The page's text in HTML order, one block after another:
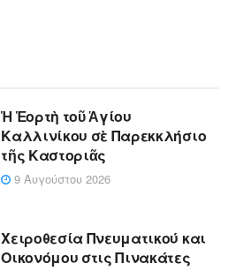
Ἡ Ἑορτὴ τοῦ Ἁγίου
Καλλινίκου σὲ Παρεκκλήσιο
τῆς Καστοριᾶς
9 Αυγούστου 2026
Χειροθεσία Πνευματικού και
Οικονόμου στις Πινακάτες